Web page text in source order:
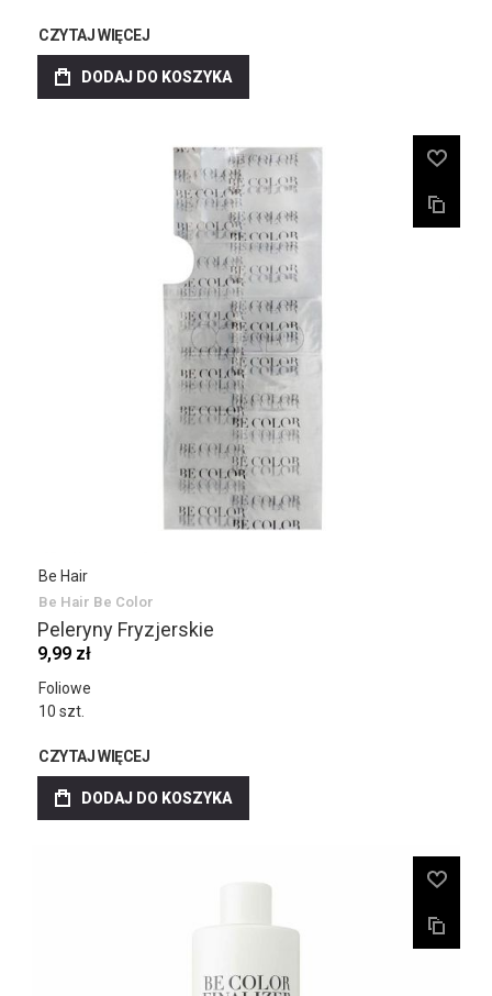
CZYTAJ WIĘCEJ
DODAJ DO KOSZYKA
Be Hair
Be Hair Be Color
Peleryny Fryzjerskie
9,99 zł
Foliowe
10 szt.
CZYTAJ WIĘCEJ
DODAJ DO KOSZYKA